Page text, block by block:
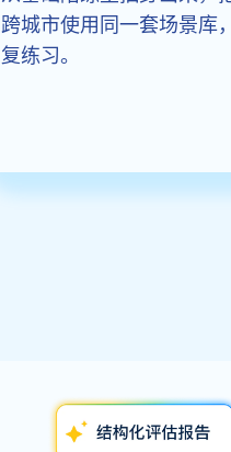
跨城市使用同一套场景库
复练习。